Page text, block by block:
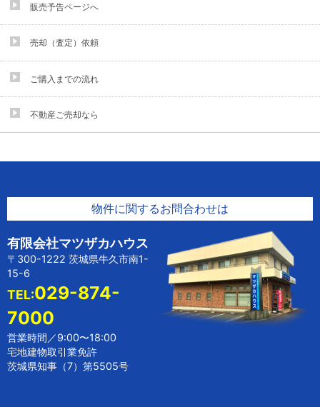
販売予告ページへ
売却（査定）依頼
ご購入までの流れ
不動産ご売却なら
物件に関するお問合わせは
有限会社マツザカハウス
〒300-1222 茨城県牛久市南1-
15-6
TEL:029-874-
7000
営業時間／9:00〜18:00
宅地建物取引業免許
茨城県知事（7）第5505号